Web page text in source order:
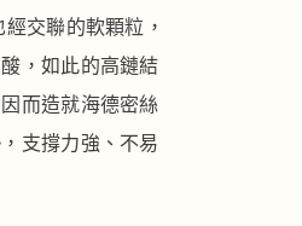
交聯的軟顆粒，
，如此的高鏈結
而造就海德密絲
支撐力強、不易